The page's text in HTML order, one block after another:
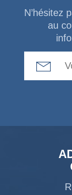
N’hésitez
au